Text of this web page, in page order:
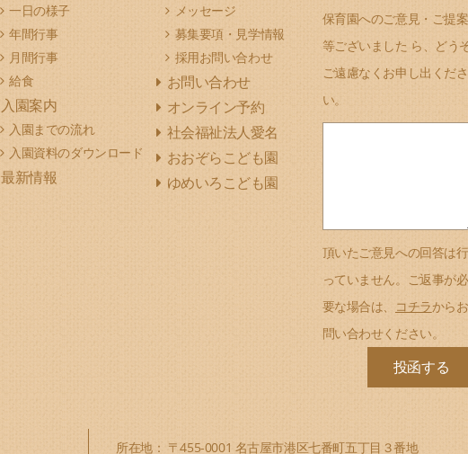
一日の様子
年間行事
月間行事
給食
入園案内
入園までの流れ
入園資料のダウンロード
最新情報
メッセージ
募集要項・見学情報
採用お問い合わせ
お問い合わせ
オンライン予約
社会福祉法人愛名
おおぞらこども園
ゆめいろこども園
保育園へのご意見・ご提案
等ございました ら、どう
ご遠慮なくお申し出くださ
い。
頂いたご意見への回答は行
っていません。ご返事が必
要な場合は、
コチラからお
問い合わせください。
所在地： 〒455-0001 名古屋市港区七番町五丁目３番地